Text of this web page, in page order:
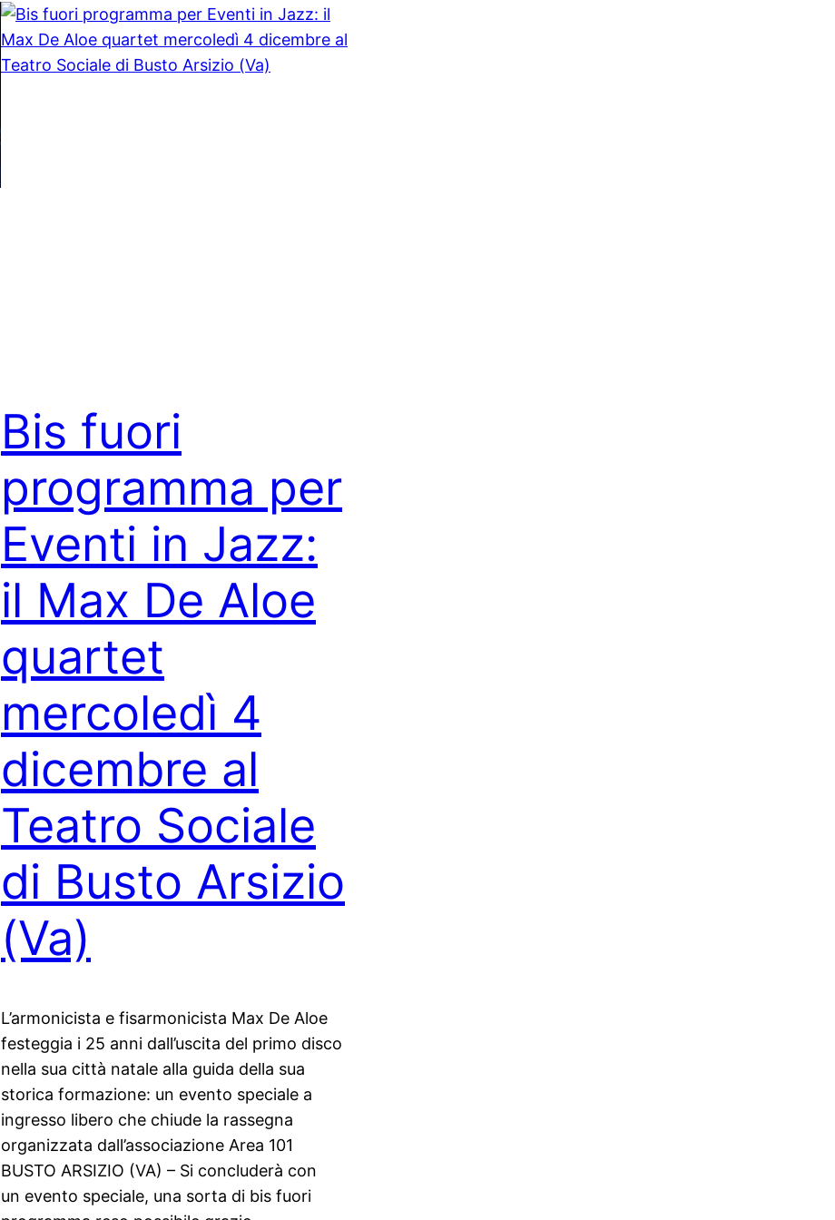
Bis fuori
programma per
Eventi in Jazz:
il Max De Aloe
quartet
mercoledì 4
dicembre al
Teatro Sociale
di Busto Arsizio
(Va)
L’armonicista e fisarmonicista Max De Aloe
festeggia i 25 anni dall’uscita del primo disco
nella sua città natale alla guida della sua
storica formazione: un evento speciale a
ingresso libero che chiude la rassegna
organizzata dall’associazione Area 101
BUSTO ARSIZIO (VA) – Si concluderà con
un evento speciale, una sorta di bis fuori